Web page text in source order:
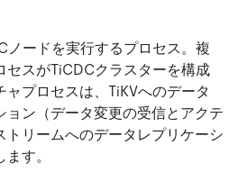
ノードを実行するプロセス。複
セスがTiCDCクラスターを構成
ャプロセスは、TiKVへのデータ
ョン（データ変更の受信とアクテ
トリームへのデータレプリケーシ
す。